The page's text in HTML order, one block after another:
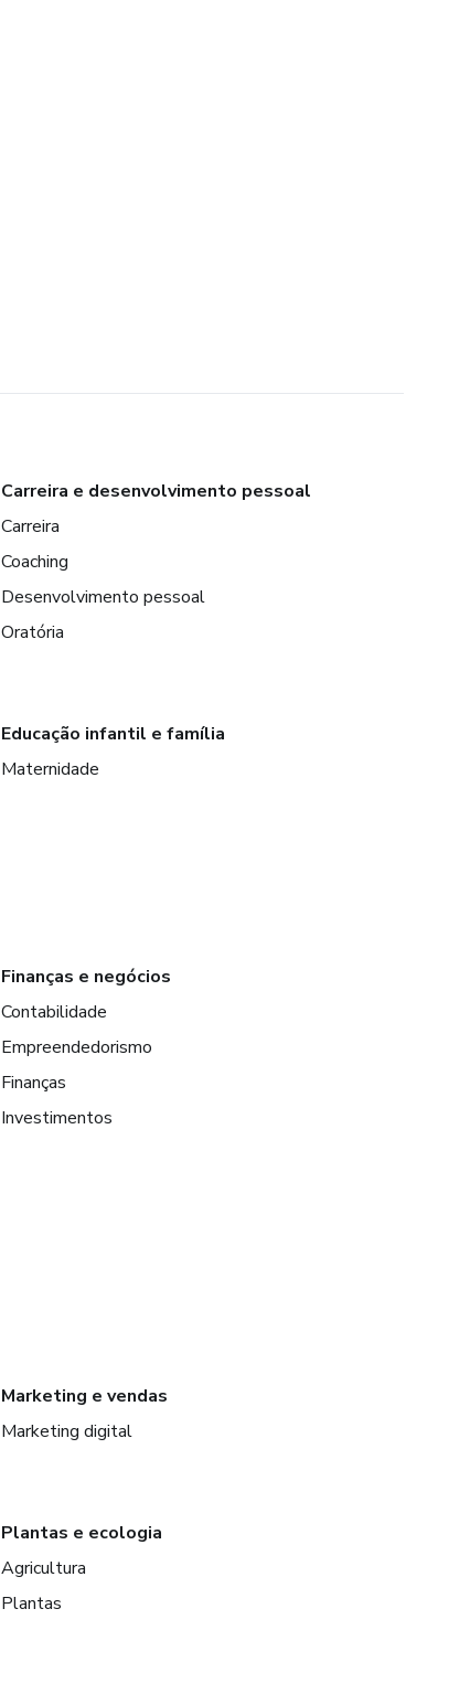
Carreira e desenvolvimento pessoal
Carreira
Coaching
Desenvolvimento pessoal
Oratória
Educação infantil e família
Maternidade
Finanças e negócios
Contabilidade
Empreendedorismo
Finanças
Investimentos
Marketing e vendas
Marketing digital
Plantas e ecologia
Agricultura
Plantas